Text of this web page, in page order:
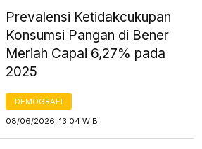
Prevalensi Ketidakcukupan
Konsumsi Pangan di Bener
Meriah Capai 6,27% pada
2025
DEMOGRAFI
08/06/2026, 13:04 WIB